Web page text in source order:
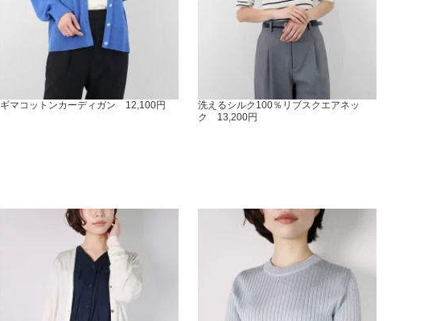
ギマコットンカーディガン 12,100円
洗えるシルク100％リブスクエアネッ
ク 13,200円